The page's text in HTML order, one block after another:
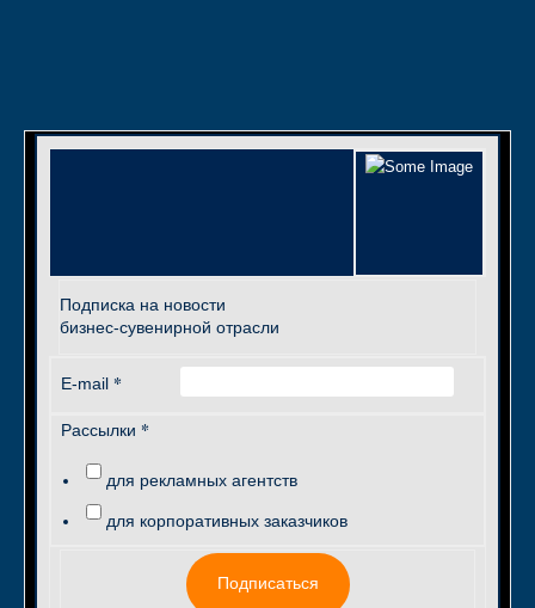
Подписка на новости
бизнес-сувенирной отрасли
E-mail *
Рассылки *
для рекламных агентств
для корпоративных заказчиков
Подписаться